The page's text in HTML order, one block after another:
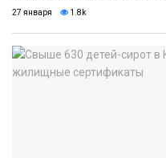
27 января 1.8k